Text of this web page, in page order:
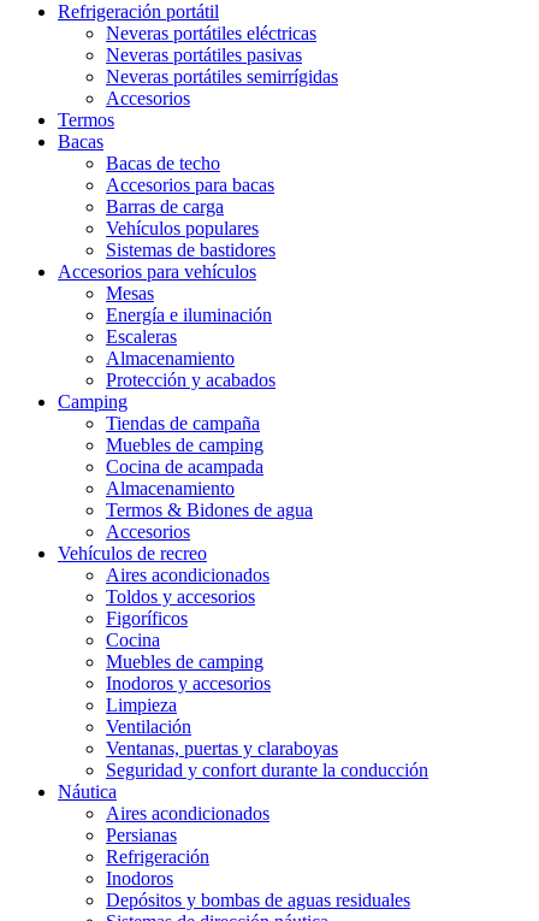
Refrigeración portátil
Neveras portátiles eléctricas
Neveras portátiles pasivas
Neveras portátiles semirrígidas
Accesorios
Termos
Bacas
Bacas de techo
Accesorios para bacas
Barras de carga
Vehículos populares
Sistemas de bastidores
Accesorios para vehículos
Mesas
Energía e iluminación
Escaleras
Almacenamiento
Protección y acabados
Camping
Tiendas de campaña
Muebles de camping
Cocina de acampada
Almacenamiento
Termos & Bidones de agua
Accesorios
Vehículos de recreo
Aires acondicionados
Toldos y accesorios
Figoríficos
Cocina
Muebles de camping
Inodoros y accesorios
Limpieza
Ventilación
Ventanas, puertas y claraboyas
Seguridad y confort durante la conducción
Náutica
Aires acondicionados
Persianas
Refrigeración
Inodoros
Depósitos y bombas de aguas residuales